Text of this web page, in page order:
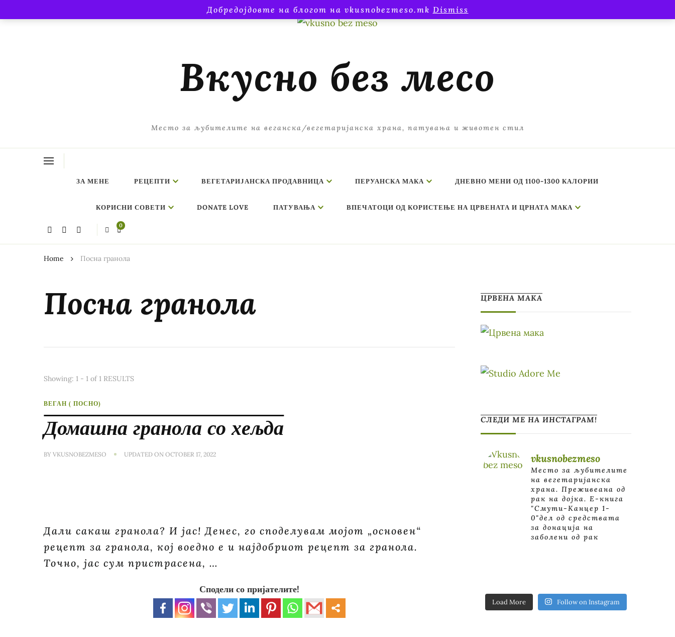
Добредојдовте на блогот на vkusnobezmeso.mk Dismiss
Вкусно без месо
Место за љубителите на веганска/вегетаријанска храна, патувања и животен стил
ЗА МЕНЕ РЕЦЕПТИ ВЕГЕТАРИЈАНСКА ПРОДАВНИЦА ПЕРУАНСКА МАКА ДНЕВНО МЕНИ ОД 1100-1300 КАЛОРИИ
КОРИСНИ СОВЕТИ DONATE LOVE ПАТУВАЊА ВПЕЧАТОЦИ ОД КОРИСТЕЊЕ НА ЦРВЕНАТА И ЦРНАТА МАКА
0
Home Посна гранола
Посна гранола
Showing: 1 - 1 of 1 RESULTS
ВЕГАН ( ПОСНО)
Домашна гранола со хељда
BYVKUSNOBEZMESO UPDATED ONOCTOBER 17, 2022
Дали сакаш гранола? И јас! Денес, го споделувам мојот „основен“
рецепт за гранола, кој воедно е и најдобриот рецепт за гранола.
Точно, јас сум пристрасена, …
Сподели со пријателите!
ЦРВЕНА МАКА
СЛЕДИ МЕ НА ИНСТАГРАМ!
vkusnobezmeso
Место за љубителите
на вегетаријанска
храна. Преживеана од
рак на дојка. E-книга
"Смути-Канцер 1-
0"дел од средствата
за донација на
заболени од рак
Load More Follow on Instagram